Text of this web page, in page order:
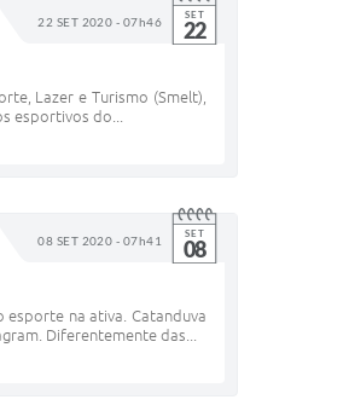
22 SET 2020 - 07h46 SET
22
Lazer e Turismo (Smelt),
esportivos do...
08 SET 2020 - 07h41 SET
08
esporte na ativa. Catanduva
Diferentemente das...